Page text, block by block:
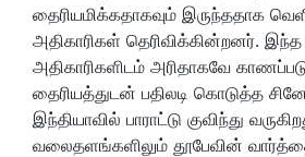
தைரியமிக்கதாகவும் இருந்ததாக
அதிகாரிகள் தெரிவிக்கின்றனர்.
அதிகாரிகளிடம் அரிதாகவே
தைரியத்துடன் பதிலடி கொடுத்த
இந்தியாவில் பாராட்டு குவிந்து
வலைதளங்களிலும் தூபேவின்